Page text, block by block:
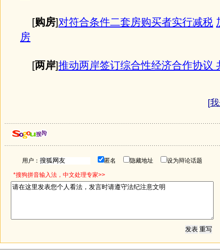
[购房]对符合条件二套房购买者实行减税
房
[两岸]推动两岸签订综合性经济合作协议
[
用户： 匿名 隐藏地址 设为辩论话题
*搜狗拼音输入法，中文处理专家>>